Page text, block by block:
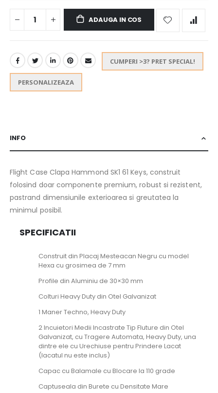
ADAUGA IN COS
CUMPERI >3? PRET SPECIAL!
PERSONALIZEAZA
INFO
Flight Case Clapa Hammond SK1 61 Keys, construit
folosind doar componente premium, robust si rezistent,
pastrand dimensiunile exterioarea si greutatea la
minimul posibil.
SPECIFICATII
Construit din Placaj Mesteacan Negru cu model
Hexa cu grosimea de 7 mm
Profile din Aluminiu de 30×30 mm
Colturi Heavy Duty din Otel Galvanizat
1 Maner Techno, Heavy Duty
2 Incuietori Medii Incastrate Tip Fluture din Otel
Galvanizat, cu Tragere Automata, Heavy Duty, una
dintre ele cu Urechiuse pentru Prindere Lacat
(lacatul nu este inclus)
Capac cu Balamale cu Blocare la 110 grade
Captuseala din Burete cu Densitate Mare